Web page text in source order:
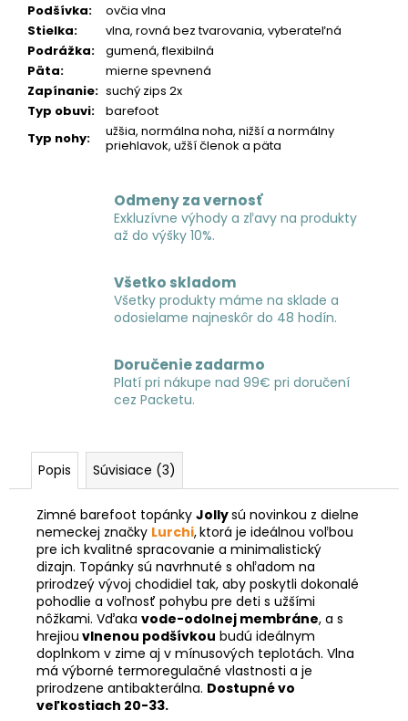
Podšívka:
ovčia vlna
Stielka:
vlna, rovná bez tvarovania, vyberateľná
Podrážka:
gumená, flexibilná
Päta:
mierne spevnená
Zapínanie: suchý zips 2x
Typ obuvi:
barefoot
Typ nohy:
užšia, normálna noha, nižší a normálny
priehlavok, užší členok a päta
Odmeny za vernosť
Exkluzívne výhody a zľavy na produkty
až do výšky 10%.
Všetko skladom
Všetky produkty máme na sklade a
odosielame najneskôr do 48 hodín.
Doručenie zadarmo
Platí pri nákupe nad 99€ pri doručení
cez Packetu.
Popis Súvisiace (3)
Zimné barefoot topánky Jollysú novinkou z dielne
nemeckej značky Lurchi,ktorá je ideálnou voľbou
pre ich kvalitné spracovanie a minimalistický
dizajn. Topánky sú navrhnuté s ohľadom na
prirodzeý vývoj chodidiel tak, aby poskytli dokonalé
pohodlie a voľnosť pohybu pre deti s užšími
nôžkami. Vďaka vode-odolnej membráne, a s
hrejiou vlnenou podšívkou budú ideálnym
doplnkom v zime aj v mínusových teplotách. Vlna
má výborné termoregulačné vlastnosti a je
prirodzene antibakterálna. Dostupné vo
veľkostiach 20-33.